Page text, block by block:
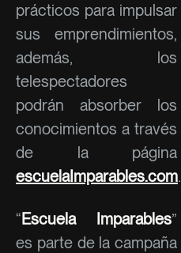
prácticos para impulsar
sus emprendimientos,
además, los
telespectadores
podrán absorber los
conocimientos a través
de la página
escuelaImparables.com.
“Escuela Imparables”
es parte de la campaña